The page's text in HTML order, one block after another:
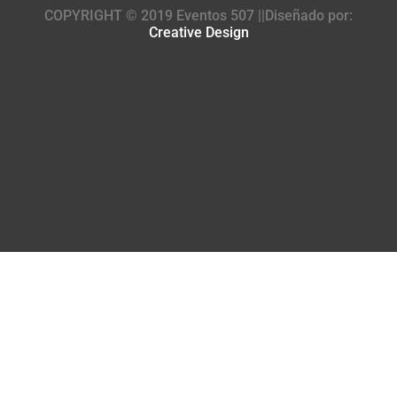
COPYRIGHT © 2019 Eventos 507 ||Diseñado por:
Creative Design